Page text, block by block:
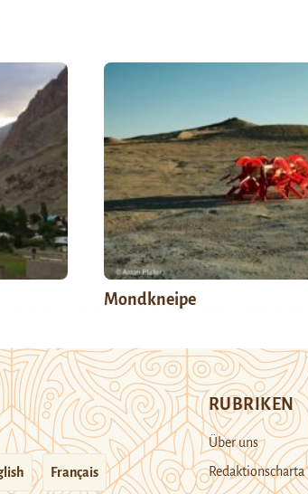
Mondkneipe
Français
RUBRIKEN
Über uns
Redaktionscharta